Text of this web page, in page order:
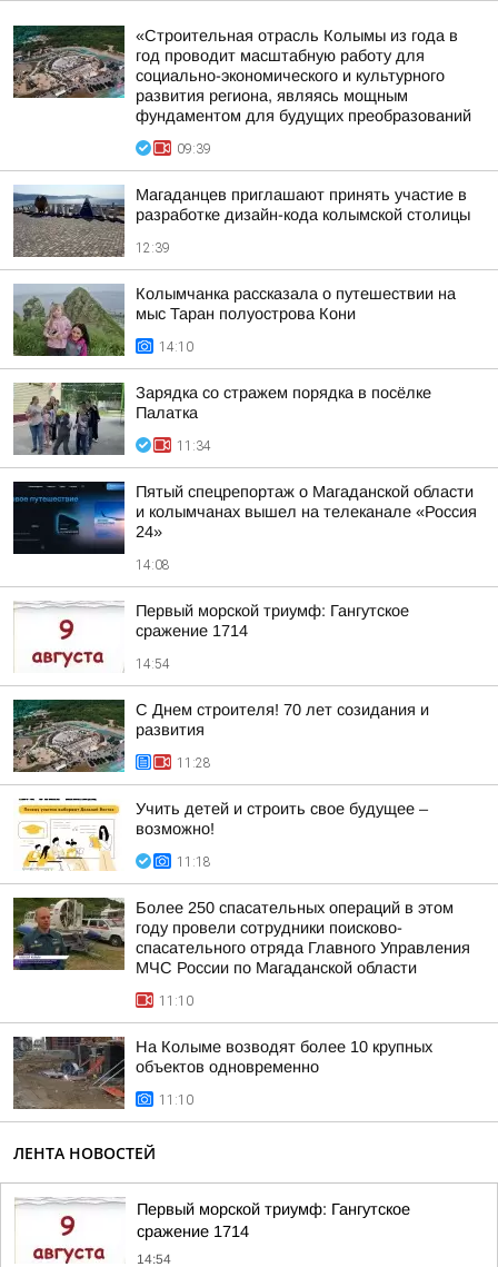
«Строительная отрасль Колымы из года в
год проводит масштабную работу для
социально-экономического и культурного
развития региона, являясь мощным
фундаментом для будущих преобразований
09:39
Магаданцев приглашают принять участие в
разработке дизайн-кода колымской столицы
12:39
Колымчанка рассказала о путешествии на
мыс Таран полуострова Кони
14:10
Зарядка со стражем порядка в посёлке
Палатка
11:34
Пятый спецрепортаж о Магаданской области
и колымчанах вышел на телеканале «Россия
24»
14:08
Первый морской триумф: Гангутское
сражение 1714
14:54
С Днем строителя! 70 лет созидания и
развития
11:28
Учить детей и строить свое будущее –
возможно!
11:18
Более 250 спасательных операций в этом
году провели сотрудники поисково-
спасательного отряда Главного Управления
МЧС России по Магаданской области
11:10
На Колыме возводят более 10 крупных
объектов одновременно
11:10
ЛЕНТА НОВОСТЕЙ
Первый морской триумф: Гангутское
сражение 1714
14:54